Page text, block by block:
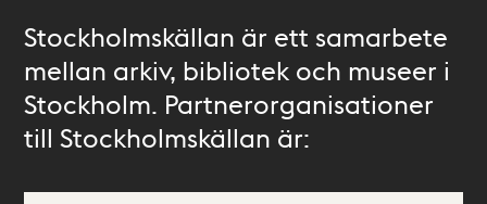
Stockholmskällan är ett samarbete
mellan arkiv, bibliotek och museer i
Stockholm. Partnerorganisationer
till Stockholmskällan är: